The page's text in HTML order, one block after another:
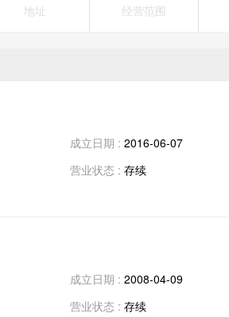
地址 经营范围
成立日期 : 2016-06-07
营业状态 : 存续
成立日期 : 2008-04-09
营业状态 : 存续